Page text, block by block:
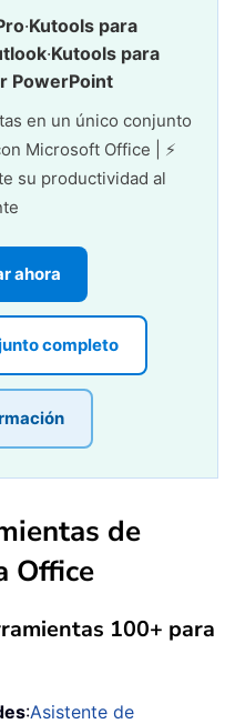
·Kutools para
·Kutools para
PowerPoint
en un único conjunto
Microsoft Office | ⚡
su productividad al
ahora
completo
de
Office
100+ para
:Asistente de